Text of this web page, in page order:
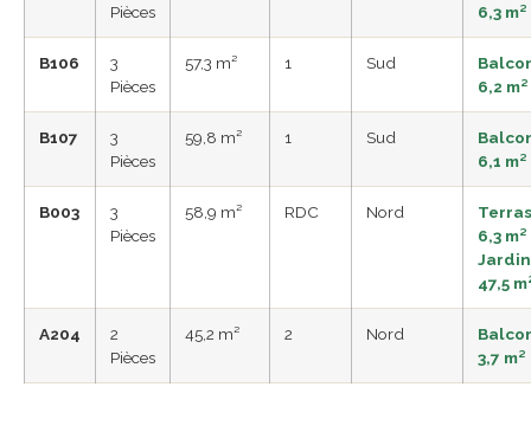
Pièces
6,3 m²
B106
3
Pièces
57,3 m² 1 Sud
6,2 m²
B107
3
Pièces
59,8 m² 1 Sud
6,1 m²
B003
3
Pièces
58,9 m² RDC Nord
6,3 m²
Jardin
47,5
A204
2
Pièces
45,2 m² 2 Nord
3,7 m²